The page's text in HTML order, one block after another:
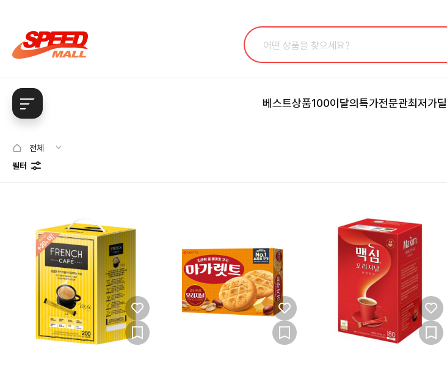
베스트상품100이달의특가전문관최저가딜
전체
필터